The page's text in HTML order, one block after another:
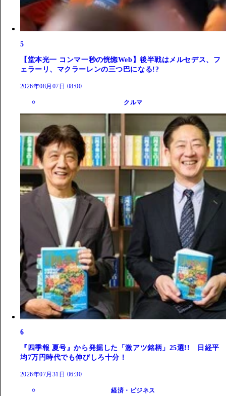
5
【堂本光一 コンマ一秒の恍惚Web】後半戦はメルセデス、フ
ェラーリ、マクラーレンの三つ巴になる!?
2026年08月07日 08:00
クルマ
6
『四季報 夏号』から発掘した「激アツ銘柄」25選!! 日経平
均7万円時代でも伸びしろ十分！
2026年07月31日 06:30
経済・ビジネス